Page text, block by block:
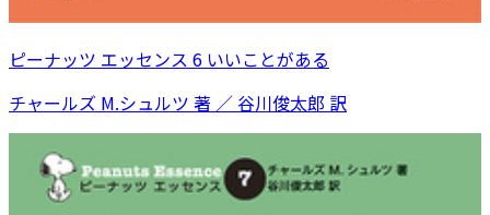
ピーナッツ エッセンス 6 いいことがある
チャールズ M.シュルツ 著 ／ 谷川俊太郎 訳